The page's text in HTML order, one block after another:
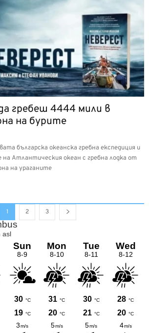
гребеш 4444 мили в
на бурите
българска океанска гребна експедиция и
на Атлантическия океан с гребна лодка от
на ураганите
1 2 3